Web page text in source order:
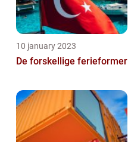
10 january 2023
De forskellige ferieformer